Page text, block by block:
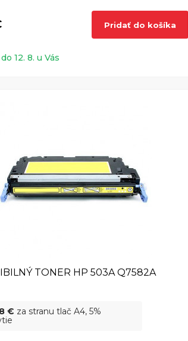
Pridať do košíka
do 12. 8. u Vás
TONER HP 503A Q7582A
€ za stranu tlač A4, 5%